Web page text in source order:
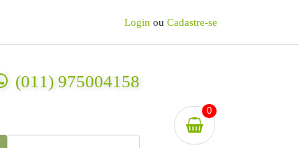
Login ou Cadastre-se
(011) 975004158
0